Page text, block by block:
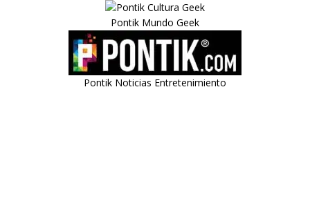
Pontik Mundo Geek
Pontik Noticias Entretenimiento